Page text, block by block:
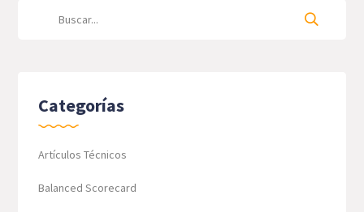
Categorías
Artículos Técnicos
Balanced Scorecard